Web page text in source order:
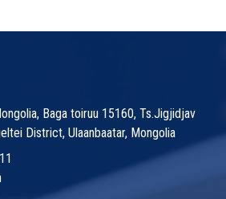
Baga toiruu 15160, Ts.Jigjidjav
District, Ulaanbaatar, Mongolia